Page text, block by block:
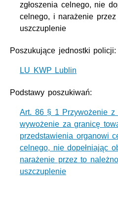
zgłoszenia celnego, nie
celnego, i narażenie
uszczuplenie
Poszukujące jednostki policji:
LU KWP Lublin
Podstawy poszukiwań:
Art. 86 § 1 Przywożenie z
wywożenie za granicę
przedstawienia organowi
celnego, nie dopełniając
narażenie przez to
uszczuplenie